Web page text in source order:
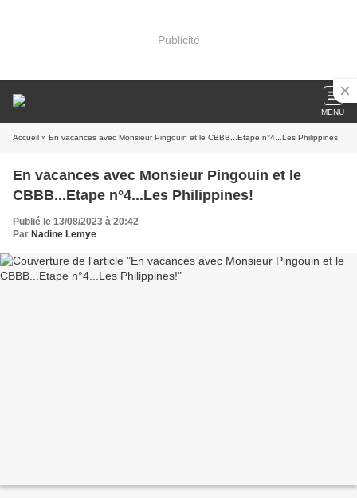
Publicité
MENU
Accueil » En vacances avec Monsieur Pingouin et le CBBB...Etape n°4...Les Philippines!
En vacances avec Monsieur Pingouin et le
CBBB...Etape n°4...Les Philippines!
Publié le 13/08/2023 à 20:42
Par Nadine Lemye